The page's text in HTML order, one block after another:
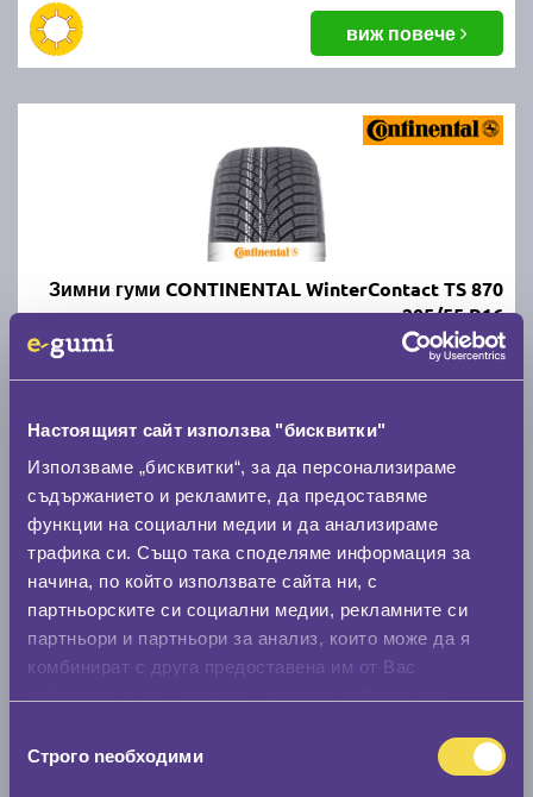
Настоящият сайт използва "бисквитки"
Използваме „бисквитки“, за да персонализираме
съдържанието и рекламите, да предоставяме
функции на социални медии и да анализираме
трафика си. Също така споделяме информация за
начина, по който използвате сайта ни, с
партньорските си социални медии, рекламните си
партньори и партньори за анализ, които може да я
комбинират с друга предоставена им от Вас
наСтрого nеобходими
виж повече
Зимни гуми CONTINENTAL WinterContact TS 870
205/55 R16
C B 70
Налични над 20 + | Доставка от 1 до 2 дни
виж повече
Летни гуми POINT S SUMMER S 205/55 R16